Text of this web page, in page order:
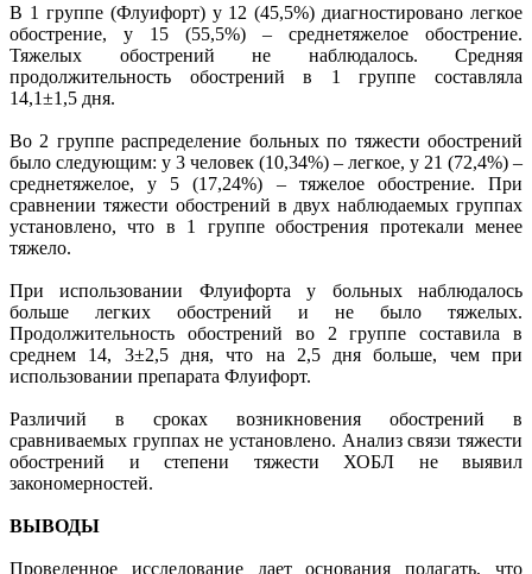
В 1 группе (Флуифорт) у 12 (45,5%) диагностировано легкое
обострение, у 15 (55,5%) – среднетяжелое обострение.
Тяжелых обострений не наблюдалось. Средняя
продолжительность обострений в 1 группе составляла
14,1±1,5 дня.
Во 2 группе распределение больных по тяжести обострений
было следующим: у 3 человек (10,34%) – легкое, у 21 (72,4%) –
среднетяжелое, у 5 (17,24%) – тяжелое обострение. При
сравнении тяжести обострений в двух наблюдаемых группах
установлено, что в 1 группе обострения протекали менее
тяжело.
При использовании Флуифорта у больных наблюдалось
больше легких обострений и не было тяжелых.
Продолжительность обострений во 2 группе составила в
среднем 14, 3±2,5 дня, что на 2,5 дня больше, чем при
использовании препарата Флуифорт.
Различий в сроках возникновения обострений в
сравниваемых группах не установлено. Анализ связи тяжести
обострений и степени тяжести ХОБЛ не выявил
закономерностей.
ВЫВОДЫ
Проведенное исследование дает основания полагать, что